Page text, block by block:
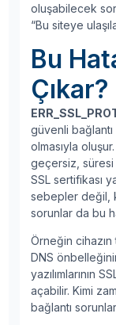
oluşabilecek
“Bu siteye
Bu
Çıkar?
güvenli bağlantı
olmasıyla
geçersiz,
SSL sertifikası
sebepler değil,
sorunlar da bu
Örneğin cihazın
DNS
yazılımlarının
açabilir. Kimi
bağlantı